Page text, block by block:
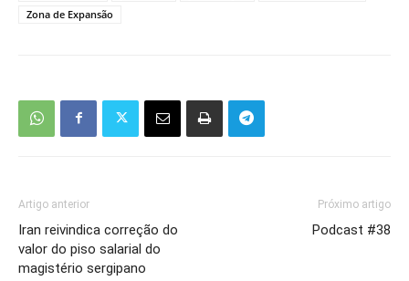
Zona de Expansão
Artigo anterior
Iran reivindica correção do
valor do piso salarial do
magistério sergipano
Próximo artigo
Podcast #38